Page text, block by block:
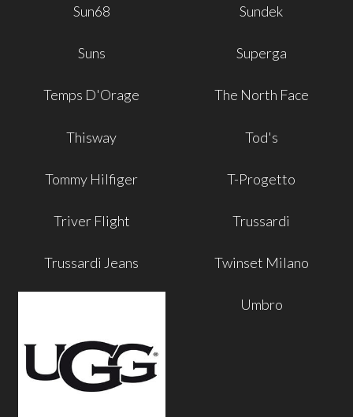
Sun68 Sundek
Suns Superga
Temps D'Orage The North Face
Thisway Tod's
Tommy Hilfiger T-Progetto
Triver Flight Trussardi
Trussardi Jeans Twinset Milano
Umbro